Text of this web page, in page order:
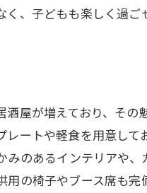
、子どもも楽しく過ご
屋が増えており、その
ートや軽食を用意して
のあるインテリアや
の椅子やブース席も完